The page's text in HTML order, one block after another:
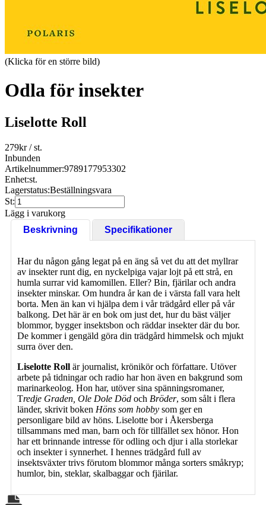
(Klicka för en större bild)
Odla för insekter
Liselotte Roll
279kr/ st.
Inbunden
Artikelnummer:9789177953302
Enhet:st.
Lagerstatus:Beställningsvara
St:
Lägg i varukorg
Beskrivning
Specifikationer
Har du någon gång legat på en äng så vet du att det myllrar
av insekter runt dig, en nyckelpiga vajar lojt på ett strå, en
humla surrar vid kamomillen. Eller? Bin, fjärilar och andra
insekter minskar. Om hundra år kan de i värsta fall vara helt
borta. Men än kan vi hjälpa dem i vår trädgård eller på vår
balkong. Det här är en bok om just det, hur du bäst väljer
blommor, bygger insektsbon och räddar insekter där du bor.
De kommer i gengäld göra din trädgård himmelsk och mjukt
surra över den.
Liselotte Roll är journalist, krönikör och författare. Utöver
arbete på tidningar och radio har hon även en bakgrund som
marinarkeolog. Hon har, utöver sina spänningsromaner,
Tredje Graden, Ole Dole Död och Bröder, som sålt i flera
länder, skrivit boken Höns som hobby som ger en
personligare bild av höns. Liselotte bor i Åkersberga
tillsammans med man, barn och för tillfället sex hönor. Hon
har ett brinnande intresse för odling och djur i alla storlekar
och insekter i synnerhet. I hennes trädgård full av
insektsväxter trivs förutom blommor många sorters småkryp;
humlor, bin, steklar, skalbaggar och fjärilar.